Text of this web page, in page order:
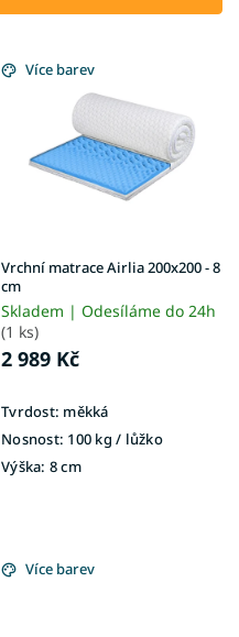
Více barev
Vrchní matrace Airlia 200x200 - 8
cm
Skladem | Odesíláme do 24h
(1 ks)
2 989 Kč
Tvrdost: měkká
Nosnost: 100 kg / lůžko
Výška: 8 cm
Více barev